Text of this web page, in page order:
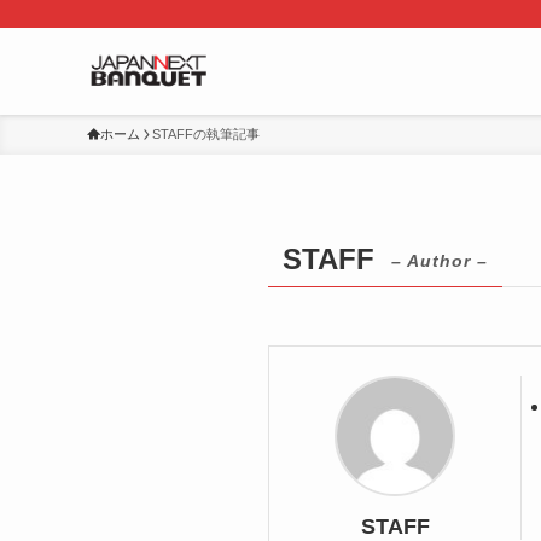
ホーム STAFFの執筆記事
STAFF – Author –
STAFF